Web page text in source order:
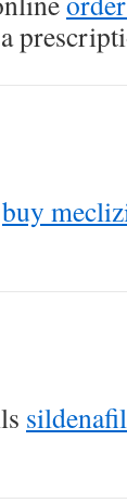
buy